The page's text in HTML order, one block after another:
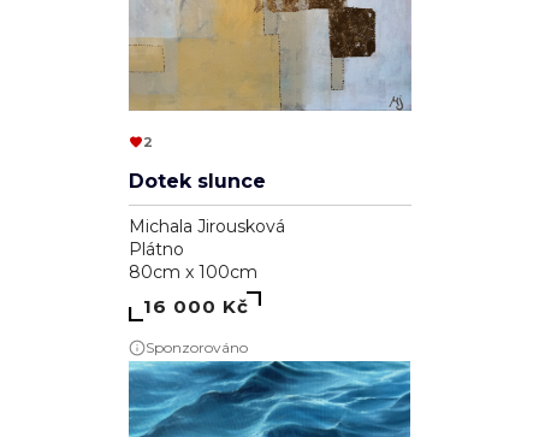
2
Dotek slunce
Michala Jirousková
Plátno
80cm x 100cm
16 000 Kč
Sponzorováno